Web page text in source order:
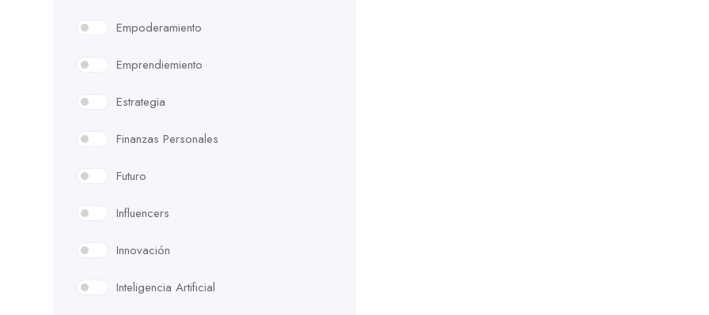
Empoderamiento
Emprendiemiento
Estrategia
Finanzas Personales
Futuro
Influencers
Innovación
Inteligencia Artificial